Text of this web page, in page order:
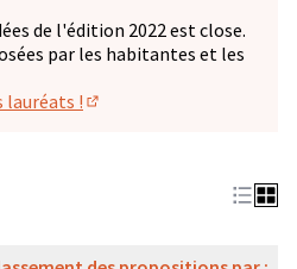
de l'édition 2022 est close.
par les habitantes et les
lauréats !